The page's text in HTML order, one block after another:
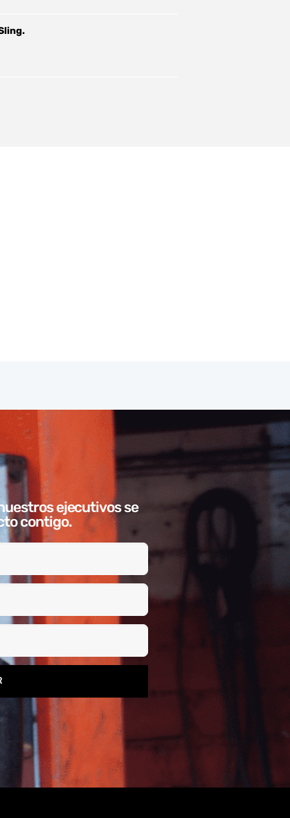
ejecutivos se
contigo.